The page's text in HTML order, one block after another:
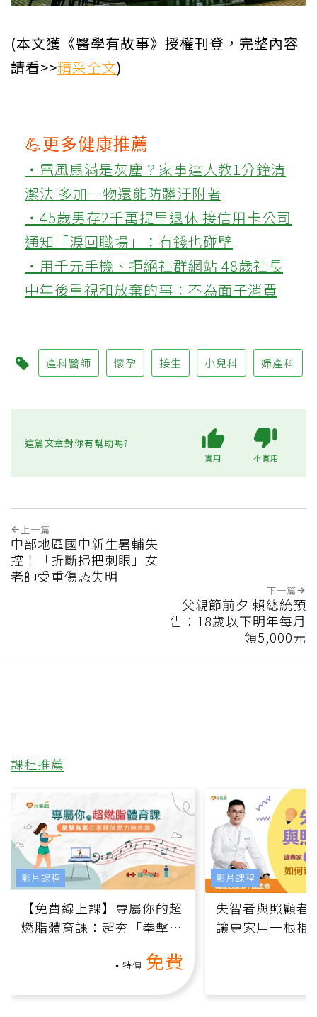
(本文獲《醫學有故事》授權刊登，完整內容
請看>>精采全文)
💪更多健康推薦
‧電風扇滿是灰塵？家事達人教1分鐘清
潔法 多加一物還能防髒汙附著
‧45歲男存2千萬提早退休 接信用卡公司
通知「淚回職場」：有錢也碰壁
‧用千元手機、拒絕社群網站 48歲社長
中年後重視和放棄的事：不為面子消費
產科醫師 懷孕 接生 小兒科 婦產科
這篇文章對你有幫助嗎?
實用 不實用
上一篇
中部地區國中新生暑輔失
控！「折斷掃把刺眼」女
老師受重傷恐失明
下一篇
父親節前夕 賴總統預
告：18歲以下明年每月
領5,000元
課程推薦
【免費線上課】專屬你的超
燃脂體育課：超夯「拳擊有
特價 免費
影片課程
失智者與照顧者
讓專家用一根棍
影片課程